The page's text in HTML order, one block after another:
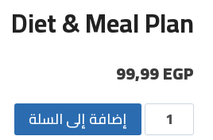
Diet & Meal Plan
99,99EGP
إضافة إلى السلة